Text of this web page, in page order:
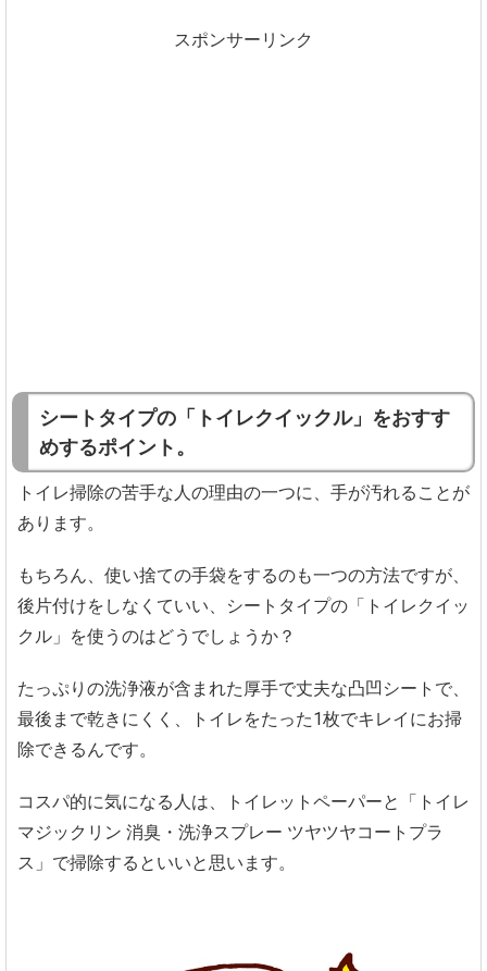
スポンサーリンク
シートタイプの「トイレクイックル」をおすす
めするポイント。
トイレ掃除の苦手な人の理由の一つに、手が汚れることが
あります。
もちろん、使い捨ての手袋をするのも一つの方法ですが、
後片付けをしなくていい、シートタイプの「トイレクイッ
クル」を使うのはどうでしょうか？
たっぷりの洗浄液が含まれた厚手で丈夫な凸凹シートで、
最後まで乾きにくく、トイレをたった1枚でキレイにお掃
除できるんです。
コスパ的に気になる人は、トイレットペーパーと「トイレ
マジックリン 消臭・洗浄スプレー ツヤツヤコートプラ
ス」で掃除するといいと思います。